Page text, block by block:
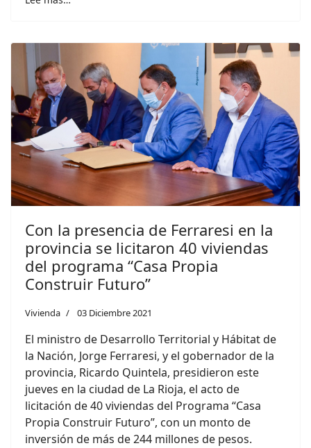
Con la presencia de Ferraresi en la
provincia se licitaron 40 viviendas
del programa “Casa Propia
Construir Futuro”
Vivienda 03 Diciembre 2021
El ministro de Desarrollo Territorial y Hábitat de
la Nación, Jorge Ferraresi, y el gobernador de la
provincia, Ricardo Quintela, presidieron este
jueves en la ciudad de La Rioja, el acto de
licitación de 40 viviendas del Programa “Casa
Propia Construir Futuro”, con un monto de
inversión de más de 244 millones de pesos.